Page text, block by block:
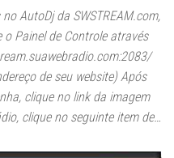
AutoDj da SWSTREAM.com,
Painel de Controle através
de seu website) Após
clique no link da imagem
clique no seguinte item de…